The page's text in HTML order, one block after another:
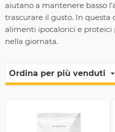
aiutano a mantenere basso
trascurare il gusto. In questa
alimenti ipocalorici e
nella giornata.
Ordina per più venduti